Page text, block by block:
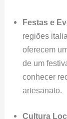
Festas e
regiões
oferecem
de um
conhecer
artesanato.
Cultura